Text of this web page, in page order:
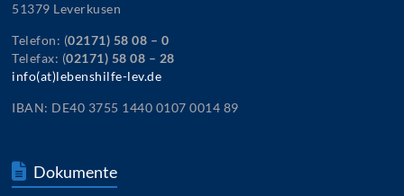
51379 Leverkusen
Telefon: (02171) 58 08 – 0
Telefax: (02171) 58 08 – 28
info(at)lebenshilfe-lev.de
IBAN: DE40 3755 1440 0107 0014 89
Dokumente